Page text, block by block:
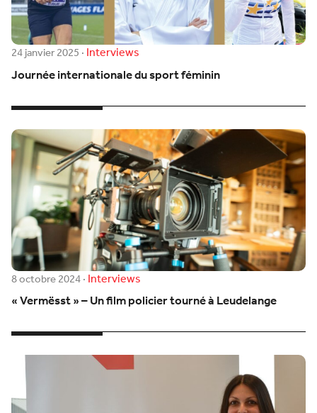
24 janvier 2025·Interviews
Journée internationale du sport féminin
8 octobre 2024·Interviews
« Vermësst » – Un film policier tourné à Leudelange